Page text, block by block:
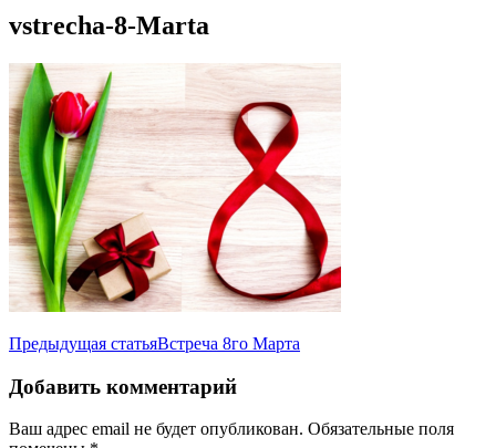
vstrecha-8-Marta
Навигация
по
записям
Предыдущая статьяВстреча 8го Марта
Добавить комментарий
Ваш адрес email не будет опубликован. Обязательные поля